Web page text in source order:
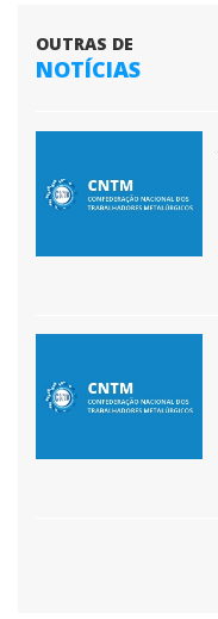
OUTRAS DE
NOTÍCIAS